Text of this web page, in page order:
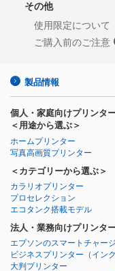
その他
使用限定について
ご購入前のご注意
製品情報
個人・家庭向けプリンタ
＜用途から選ぶ＞
ホームプリンター
写真高画質プリンター
＜カテゴリーから選ぶ＞
カラリオプリンター
プロセレクション
エコタンク搭載モデル
法人・業務向けプリンタ
エプソンのスマートチャージ
ビジネスプリンター （イン
大判プリンター